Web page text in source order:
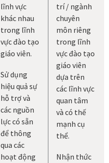
lĩnh vực
khác nhau
trong lĩnh
vực đào tạo
giáo viên.
Sử dụng
hiệu quả sự
hỗ trợ và
các nguồn
lực có sẵn
để thông
qua các
hoạt động
trí / ngành
chuyên
môn riêng
trong lĩnh
vực đào tạo
giáo viên
dựa trên
các lĩnh vực
quan tâm
và có thế
mạnh cụ
thể.
Nhận thức